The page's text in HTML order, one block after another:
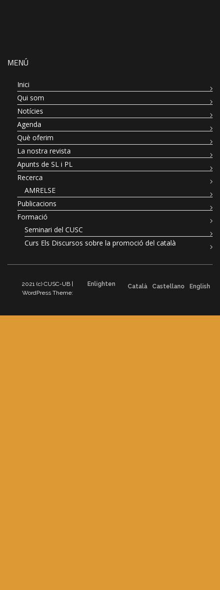
MENÚ
Inici
Qui som
Notícies
Agenda
Què oferim
La nostra revista
Apunts de SL i PL
Recerca
AMRELSE
Publicacions
Formació
Seminari del CUSC
Curs Els Discursos sobre la promoció del català
2021 (c) CUSC-UB |
WordPress Theme:
Enlighten Català Castellano English